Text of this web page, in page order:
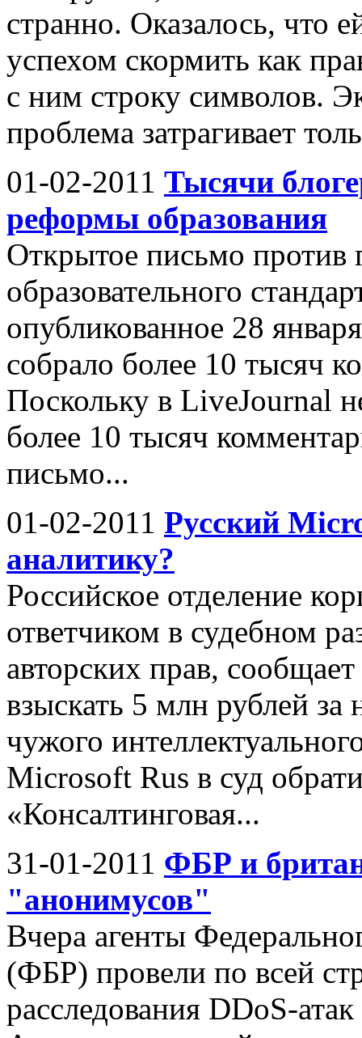
странно. Оказалось, что
успехом скормить как
с ним строку символов.
проблема затрагивает
01-02-2011 Тысячи
реформы образования
Открытое письмо против
образовательного
опубликованное 28
собрало более 10 тысяч
Поскольку в LiveJournal
более 10 тысяч
письмо...
01-02-2011 Русский
аналитику?
Российское отделение
ответчиком в судебном
авторских прав,
взыскать 5 млн рублей за
чужого
Microsoft Rus в суд
«Консалтинговая...
31-01-2011 ФБР и
"анонимусов"
Вчера агенты
(ФБР) провели по всей
расследования DDoS-